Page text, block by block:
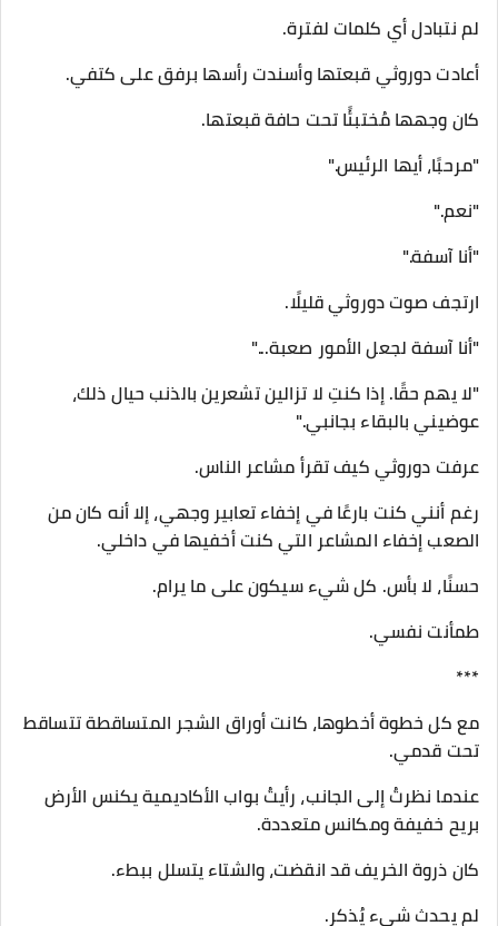
لم نتبادل أي كلمات لفترة.
أعادت دوروثي قبعتها وأسندت رأسها برفق على كتفي.
كان وجهها مُختبئًا تحت حافة قبعتها.
"مرحبًا، أيها الرئيس."
"نعم."
"أنا آسفة."
ارتجف صوت دوروثي قليلًا.
"أنا آسفة لجعل الأمور صعبة..."
"لا يهم حقًا. إذا كنتِ لا تزالين تشعرين بالذنب حيال ذلك،
عوضيني بالبقاء بجانبي."
عرفت دوروثي كيف تقرأ مشاعر الناس.
رغم أنني كنت بارعًا في إخفاء تعابير وجهي، إلا أنه كان من
الصعب إخفاء المشاعر التي كنت أخفيها في داخلي.
حسنًا، لا بأس. كل شيء سيكون على ما يرام.
طمأنت نفسي.
***
مع كل خطوة أخطوها، كانت أوراق الشجر المتساقطة تتساقط
تحت قدمي.
عندما نظرتُ إلى الجانب، رأيتُ بواب الأكاديمية يكنس الأرض
بريح خفيفة ومكانس متعددة.
كان ذروة الخريف قد انقضت، والشتاء يتسلل ببطء.
لم يحدث شيء يُذكر.